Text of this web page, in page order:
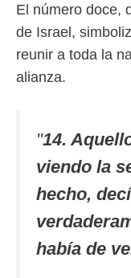
El número doce,
de Israel,
reunir a toda la
alianza.
"14.
viendo la
hecho,
había de